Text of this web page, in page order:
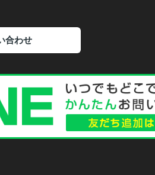
合わせ